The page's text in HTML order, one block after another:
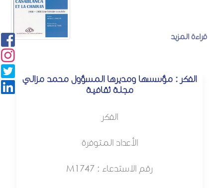
قراءة المزيد
الفكر : مؤسسها ومديرها المسؤول محمد مزالي
مجلة ثقافية
الفكر
الأعداد المتوفرة
رقم الاستدعاء : M1747